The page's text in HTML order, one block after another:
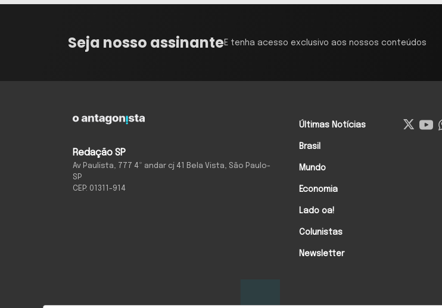
Seja nosso assinanteE tenha acesso exclusivo aos nossos conteúdos
Redação SP
Av Paulista, 777 4º andar cj 41 Bela Vista, São Paulo-
SP
CEP: 01311-914
Últimas Notícias
Brasil
Mundo
Economia
Lado oa!
Colunistas
Newsletter